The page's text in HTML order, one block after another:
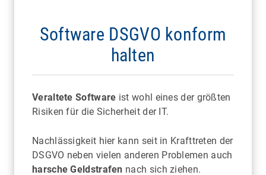
Software DSGVO konform
halten
Veraltete Software ist wohl eines der größten
Risiken für die Sicherheit der IT.
Nachlässigkeit hier kann seit in Krafttreten der
DSGVO neben vielen anderen Problemen auch
harsche Geldstrafen nach sich ziehen.